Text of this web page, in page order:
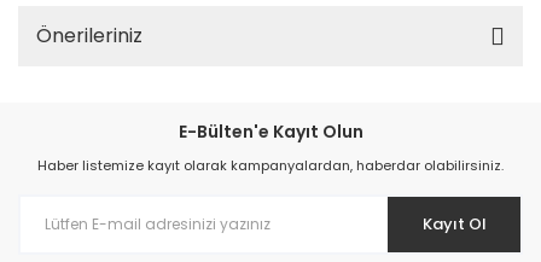
Önerileriniz
E-Bülten'e Kayıt Olun
Haber listemize kayıt olarak kampanyalardan, haberdar olabilirsiniz.
Kayıt Ol